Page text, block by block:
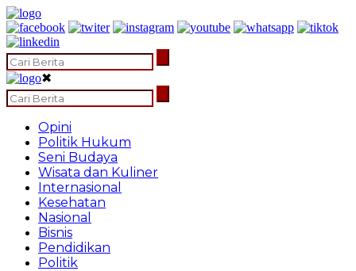
✖
Opini
Politik Hukum
Seni Budaya
Wisata dan Kuliner
Internasional
Kesehatan
Nasional
Bisnis
Pendidikan
Politik